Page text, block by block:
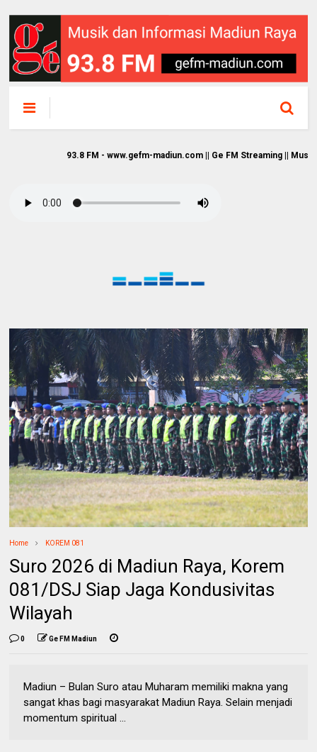
93.8 FM - www.gefm-madiun.com || Ge FM Streaming || Musik dan
Home KOREM 081
Suro 2026 di Madiun Raya, Korem
081/DSJ Siap Jaga Kondusivitas
Wilayah
0 Ge FM Madiun
Madiun – Bulan Suro atau Muharam memiliki makna yang
sangat khas bagi masyarakat Madiun Raya. Selain menjadi
momentum spiritual ...